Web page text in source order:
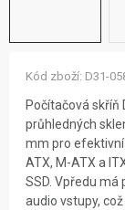
Počítačová skříň
průhledných
mm pro
ATX, M-ATX a
SSD. Vpředu má
audio vstupy,
Kód zboží: D31-